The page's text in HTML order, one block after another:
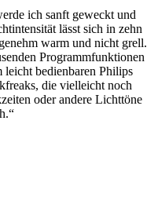
ich sanft geweckt und
lässt sich in zehn
warm und nicht grell.
Programmfunktionen
leicht bedienbaren Philips
die vielleicht noch
oder andere Lichttöne